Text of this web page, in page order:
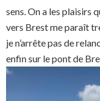
sens. On a les plaisirs
vers Brest me paraît
je n’arrête pas de
enfin sur le pont de